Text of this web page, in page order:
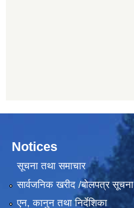
Notices
सूचना तथा समाचार
सार्वजनिक खरीद /बोलपत्र सूचना
एन, कानुन तथा निर्देशिका